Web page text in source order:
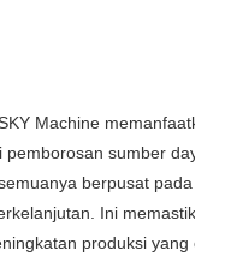
Machine
sumber daya,
berpusat pada
Ini memastikan
produksi yang